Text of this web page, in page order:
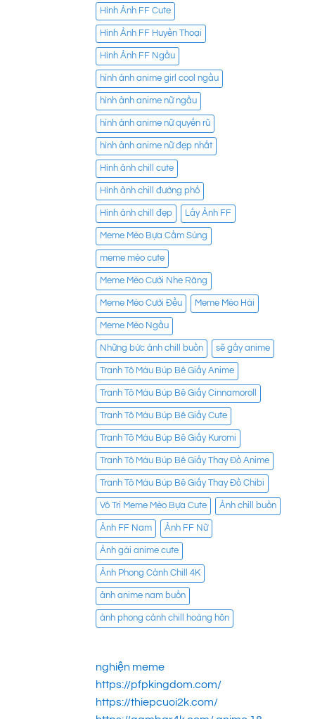
Hình Ảnh FF Cute
Hình Ảnh FF Huyền Thoại
Hình Ảnh FF Ngầu
hình ảnh anime girl cool ngầu
hình ảnh anime nữ ngầu
hình ảnh anime nữ quyến rũ
hình ảnh anime nữ đẹp nhất
Hình ảnh chill cute
Hình ảnh chill đường phố
Hình ảnh chill đẹp Lấy Ảnh FF
Meme Mèo Bựa Cầm Súng
meme mèo cute
Meme Mèo Cười Nhe Răng
Meme Mèo Cười Đểu Meme Mèo Hài
Meme Mèo Ngầu
Những bức ảnh chill buồn sẽ gầy anime
Tranh Tô Màu Búp Bê Giấy Anime
Tranh Tô Màu Búp Bê Giấy Cinnamoroll
Tranh Tô Màu Búp Bê Giấy Cute
Tranh Tô Màu Búp Bê Giấy Kuromi
Tranh Tô Màu Búp Bê Giấy Thay Đồ Anime
Tranh Tô Màu Búp Bê Giấy Thay Đồ Chibi
Vô Tri Meme Mèo Bựa Cute Ảnh chill buồn
Ảnh FF Nam Ảnh FF Nữ
Ảnh gái anime cute
Ảnh Phong Cảnh Chill 4K
ảnh anime nam buồn
ảnh phong cảnh chill hoàng hôn
nghiện meme
https://pfpkingdom.com/
https://thiepcuoi2k.com/